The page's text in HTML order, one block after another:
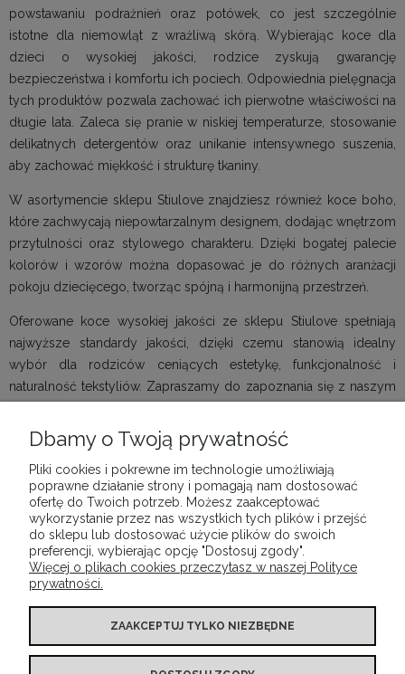
powstawaniu podrażnień oraz potówek, co jest szczególnie
istotne dla niemowląt z wrażliwą skórą. Wybierając koce dla
dzieci o wysokiej jakości, rodzice zyskują gwarancję
bezpieczeństwa i komfortu ich pociech. Odpowiednia pielęgnacja
tych produktów pozwala zachować ich pierwotne właściwości na
długie lata. Zaleca się pranie w niskiej temperaturze, stosowanie
delikatnych detergentów oraz unikanie intensywnego suszenia,
aby zachować miękkość i strukturę tkaniny.
W asortymencie sklepu Stiulove znajdziesz również koce boho,
które zachwycają niepowtarzalnym designem, dodając wnętrzom
przytulności oraz stylowego charakteru. Dzięki bogatej palecie
kolorów i wzorów można dopasować je do różnych aranżacji
pokoju dziecięcego, tworząc spójną i harmonijną przestrzeń.
Oferowane koce wysokiej jakości ze sklepu Stiulove spełniają
najwyższe standardy jakości, dzięki czemu stanowią idealny
wybór dla rodziców ceniących estetykę, funkcjonalność i
naturalność tekstyliów. Zapraszamy do zapoznania się z naszym
potrzebom Twojego dziecka.
POMOC
MOJE KONTO
PŁATNOŚCI I DOSTAWA
Dbamy o Twoją prywatność
Pliki cookies i pokrewne im technologie umożliwiają
poprawne działanie strony i pomagają nam dostosować
ofertę do Twoich potrzeb. Możesz zaakceptować
wykorzystanie przez nas wszystkich tych plików i przejść
do sklepu lub dostosować użycie plików do swoich
preferencji, wybierając opcję "Dostosuj zgody".
Więcej o plikach cookies przeczytasz w naszej Polityce
prywatności.
ZAAKCEPTUJ TYLKO NIEZBĘDNE